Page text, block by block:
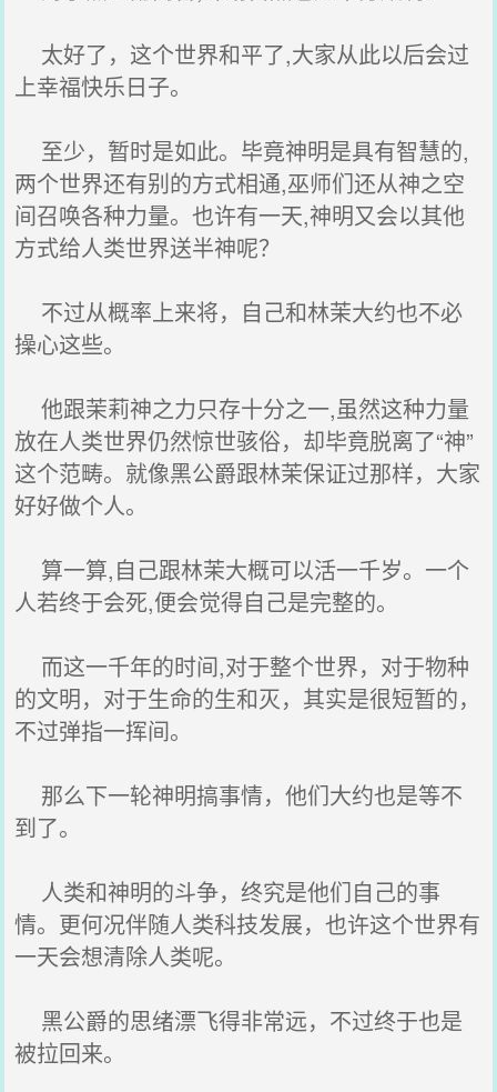
太好了，这个世界和平了,大家从此以后会过
上幸福快乐日子。
至少，暂时是如此。毕竟神明是具有智慧的,
两个世界还有别的方式相通,巫师们还从神之空
间召唤各种力量。也许有一天,神明又会以其他
方式给人类世界送半神呢？
不过从概率上来将，自己和林茉大约也不必
操心这些。
他跟茉莉神之力只存十分之一,虽然这种力量
放在人类世界仍然惊世骇俗，却毕竟脱离了“神”
这个范畴。就像黑公爵跟林茉保证过那样，大家
好好做个人。
算一算,自己跟林茉大概可以活一千岁。一个
人若终于会死,便会觉得自己是完整的。
而这一千年的时间,对于整个世界，对于物种
的文明，对于生命的生和灭，其实是很短暂的，
不过弹指一挥间。
那么下一轮神明搞事情，他们大约也是等不
到了。
人类和神明的斗争，终究是他们自己的事
情。更何况伴随人类科技发展，也许这个世界有
一天会想清除人类呢。
黑公爵的思绪漂飞得非常远，不过终于也是
被拉回来。